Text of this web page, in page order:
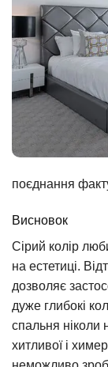
поєднання
Висновок
Сірий колір
на естетиці.
дозволяє
дуже глибокі
спальня ніколи
хитливої і